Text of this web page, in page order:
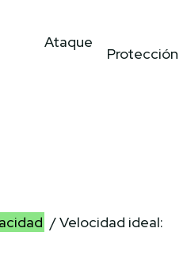
Ataque
Protección
/ Velocidad ideal: